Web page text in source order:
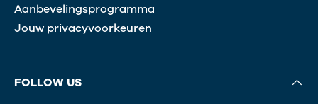
Aanbevelingsprogramma
Jouw privacyvoorkeuren
FOLLOW US